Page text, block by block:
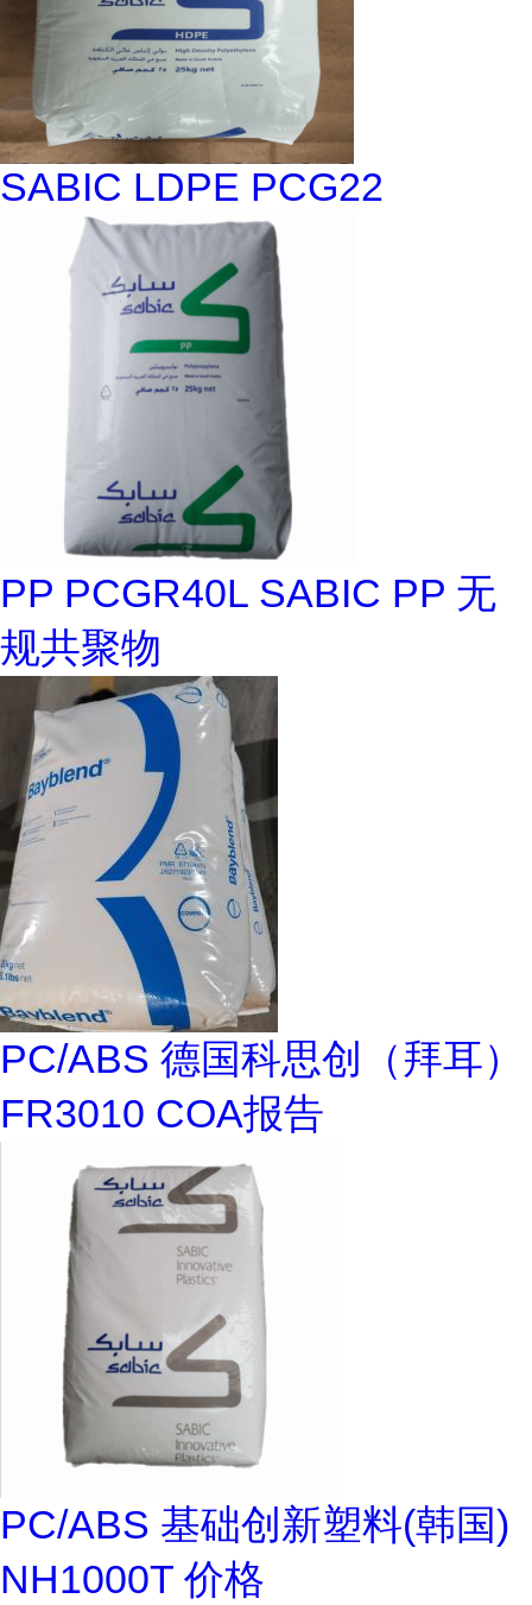
SABIC LDPE PCG22
PP PCGR40L SABIC PP 无
规共聚物
PC/ABS 德国科思创（拜耳）
FR3010 COA报告
PC/ABS 基础创新塑料(韩国)
NH1000T 价格